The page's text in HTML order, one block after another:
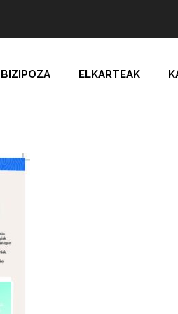
BIZIPOZA ELKARTEAK